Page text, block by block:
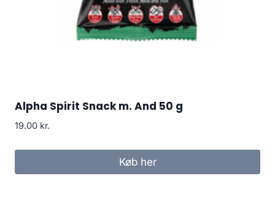
Alpha Spirit Snack m. And 50 g
19.00 kr.
Køb her